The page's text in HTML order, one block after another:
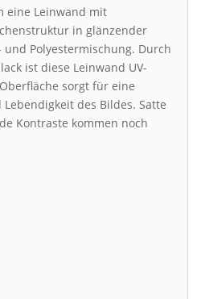
eine Leinwand mit
in glänzender
Polyestermischung. Durch
ist diese Leinwand UV-
sorgt für eine
des Bildes. Satte
Kontraste kommen noch